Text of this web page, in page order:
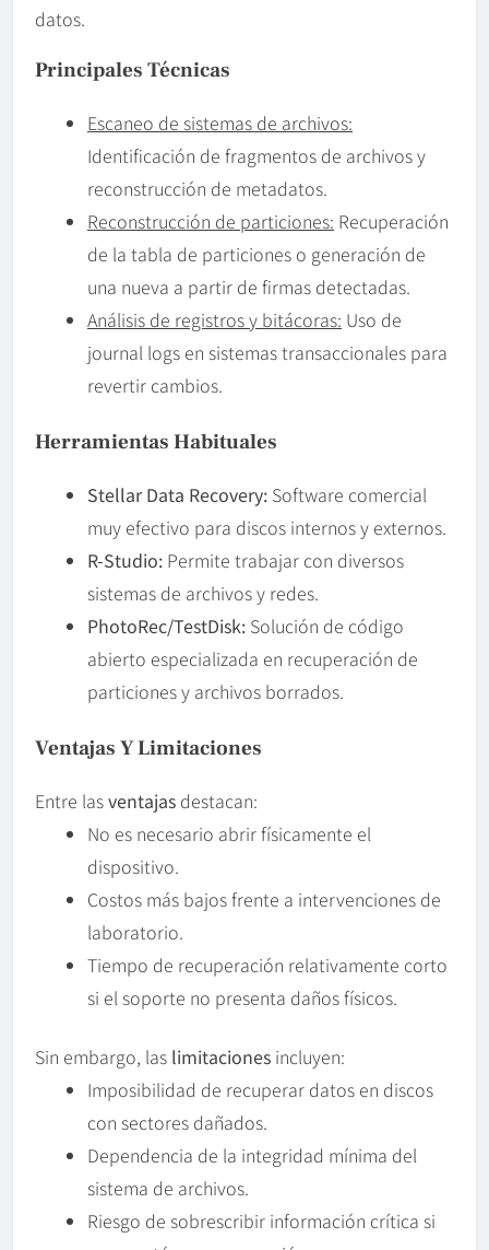
datos.
Principales Técnicas
Escaneo de sistemas de archivos:
Identificación de fragmentos de archivos y
reconstrucción de metadatos.
Reconstrucción de particiones: Recuperación
de la tabla de particiones o generación de
una nueva a partir de firmas detectadas.
Análisis de registros y bitácoras: Uso de
journal logs en sistemas transaccionales para
revertir cambios.
Herramientas Habituales
Stellar Data Recovery: Software comercial
muy efectivo para discos internos y externos.
R-Studio: Permite trabajar con diversos
sistemas de archivos y redes.
PhotoRec/TestDisk: Solución de código
abierto especializada en recuperación de
particiones y archivos borrados.
Ventajas Y Limitaciones
Entre lasventajas destacan:
No es necesario abrir físicamente el
dispositivo.
Costos más bajos frente a intervenciones de
laboratorio.
Tiempo de recuperación relativamente corto
si el soporte no presenta daños físicos.
Sin embargo, las limitaciones incluyen:
Imposibilidad de recuperar datos en discos
con sectores dañados.
Dependencia de la integridad mínima del
sistema de archivos.
Riesgo de sobrescribir información crítica si